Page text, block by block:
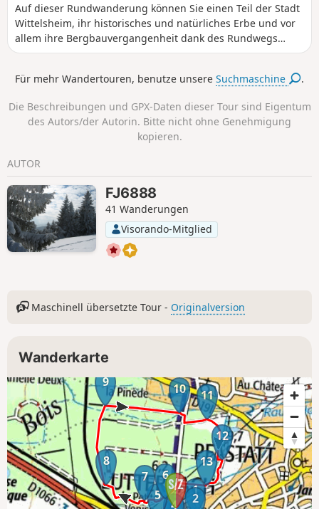
Auf dieser Rundwanderung können Sie einen Teil der Stadt
Wittelsheim, ihr historisches und natürliches Erbe und vor
allem ihre Bergbauvergangenheit dank des Rundwegs
„Circuit Mémoire des Mines de Potasse” entdecken. Die
Wittelsheim” und dem neuen Rundweg „Anneau Bleu”, der
Für mehr Wandertouren, benutze unsereSuchmaschine .
Die Beschreibungen und GPX-Daten dieser Tour sind Eigentum
des Autors/der Autorin. Bitte nicht ohne Genehmigung
kopieren.
AUTOR
FJ6888
41 Wanderungen
Visorando-Mitglied
Maschinell übersetzte Tour - Originalversion
Wanderkarte
1
2
4
5
6
7
8
9 10 11
12
13